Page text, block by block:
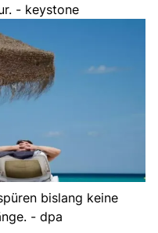
- keystone
bislang keine
- dpa